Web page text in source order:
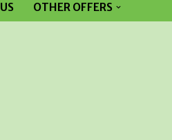
OTHER OFFERS